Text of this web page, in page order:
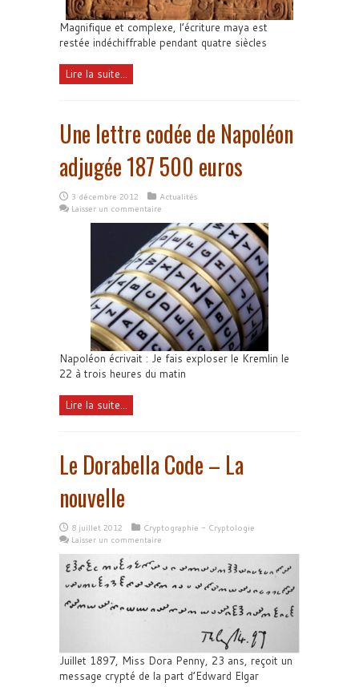
Magnifique et complexe, l’écriture maya est
restée indéchiffrable pendant quatre siècles
Lire la suite...
Une lettre codée de Napoléon
adjugée 187 500 euros
3 décembre 2012
Actualités
Laisser un commentaire
Napoléon écrivait : Je fais exploser le Kremlin le
22 à trois heures du matin
Lire la suite...
Le Dorabella Code – La
nouvelle
8 juillet 2012
Cryptographie - Cryptologie
Laisser un commentaire
Juillet 1897, Miss Dora Penny, 23 ans, reçoit un
message crypté de la part d’Edward Elgar